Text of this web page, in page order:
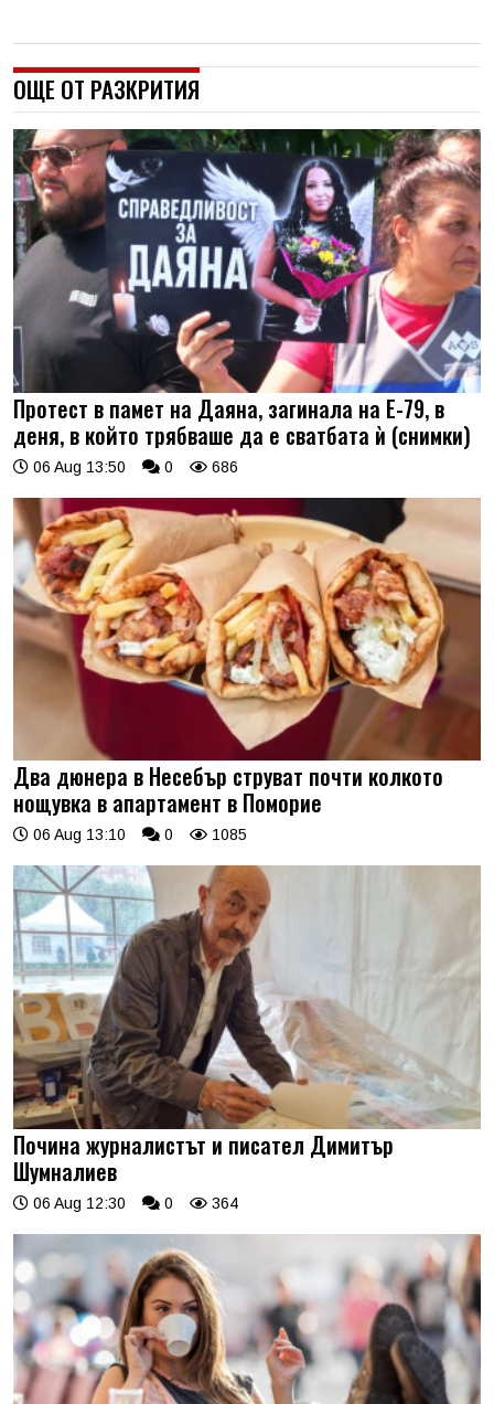
ОЩЕ ОТ РАЗКРИТИЯ
Протест в памет на Даяна, загинала на Е-79, в
деня, в който трябваше да е сватбата ѝ (снимки)
06 Aug 13:50 0 686
Два дюнера в Несебър струват почти колкото
нощувка в апартамент в Поморие
06 Aug 13:10 0 1085
Почина журналистът и писател Димитър
Шумналиев
06 Aug 12:30 0 364